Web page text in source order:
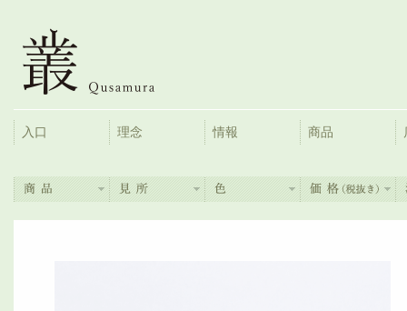
入口 理念 情報 商品